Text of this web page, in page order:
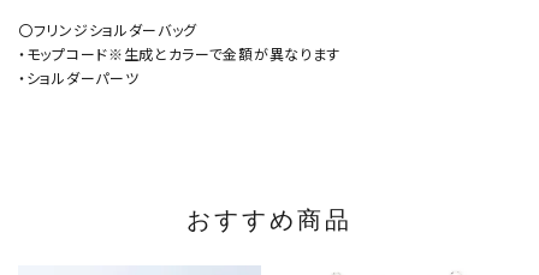
〇フリンジショルダーバッグ
・モップコード※生成とカラーで金額が異なります
・ショルダーパーツ
おすすめ商品